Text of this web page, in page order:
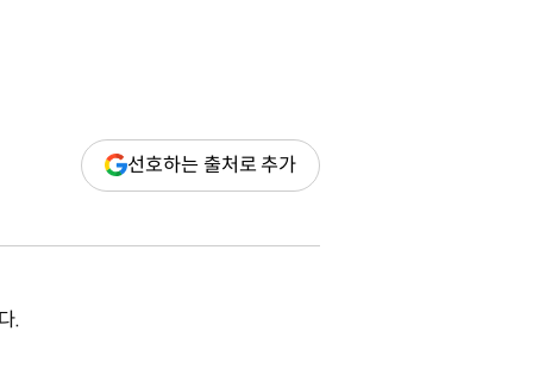
선호하는 출처로 추가(새
창
.